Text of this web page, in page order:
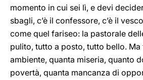
momento in cui sei lì, e devi
sbagli, c’è il confessore, c’è il
come quel fariseo: la pastorale
pulito, tutto a posto, tutto bello.
ambiente, quanta miseria, quanto
povertà, quanta mancanza di